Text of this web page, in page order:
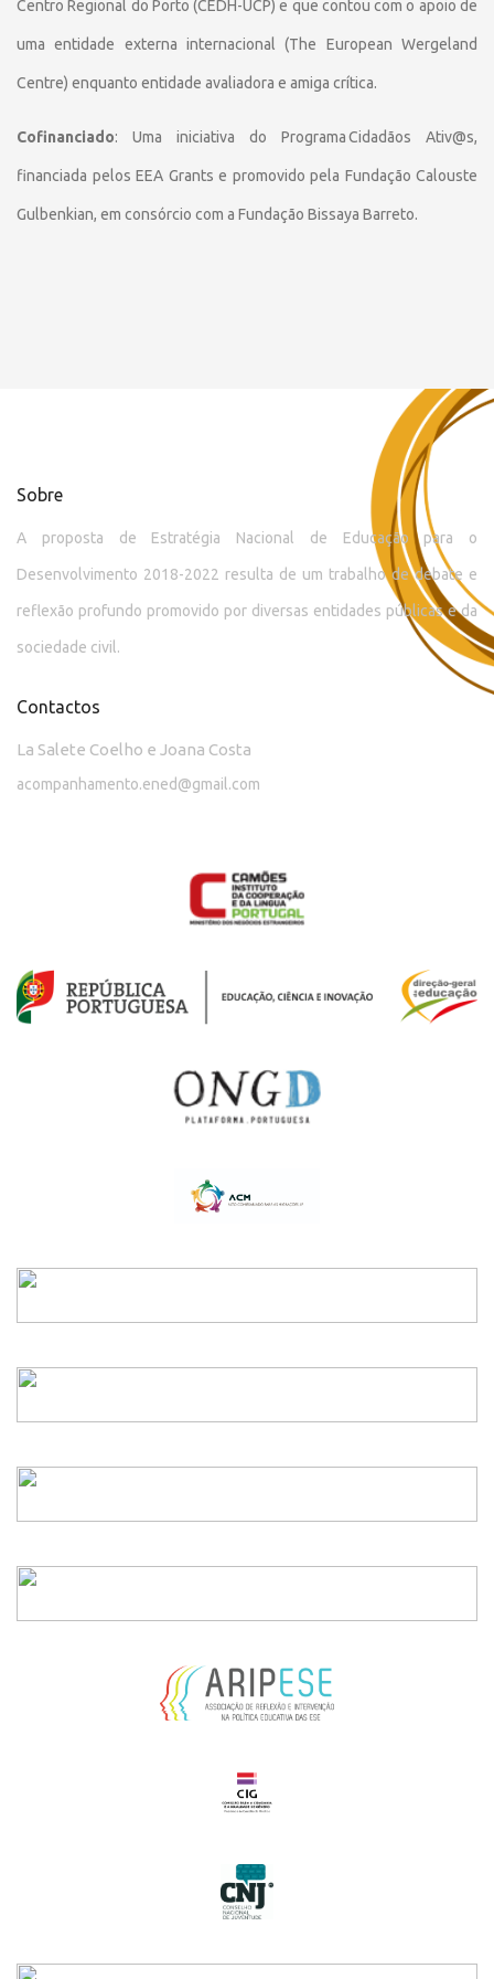
Centro Regional do Porto (CEDH-UCP) e que contou com o apoio de
uma entidade externa internacional (The European Wergeland
Centre) enquanto entidade avaliadora e amiga crítica.
Cofinanciado: Uma iniciativa do Programa Cidadãos Ativ@s,
financiada pelos EEA Grants e promovido pela Fundação Calouste
Gulbenkian, em consórcio com a Fundação Bissaya Barreto.
Sobre
A proposta de Estratégia Nacional de Educação para o
Desenvolvimento 2018-2022 resulta de um trabalho de debate e
reflexão profundo promovido por diversas entidades públicas e da
sociedade civil.
Contactos
La Salete Coelho e Joana Costa
acompanhamento.ened@gmail.com